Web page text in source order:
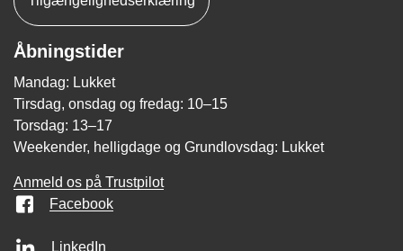
Åbningstider
Mandag: Lukket
Tirsdag, onsdag og fredag: 10–15
Torsdag: 13–17
Weekender, helligdage og Grundlovsdag: Lukket
Anmeld os på Trustpilot
Facebook
LinkedIn